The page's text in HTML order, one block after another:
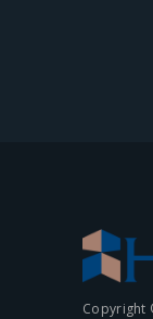
Copyright